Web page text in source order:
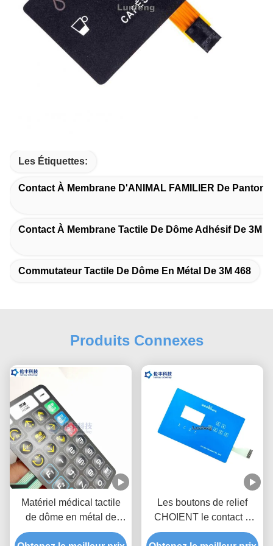
Les Étiquettes:
Contact À Membrane D'ANIMAL FAMILIER De Pantone
Contact À Membrane Tactile De Dôme Adhésif De 3M
Commutateur Tactile De Dôme En Métal De 3M 468
Produits Connexes
Matériel médical tactile
de dôme en métal de
recouvrement de clavier
Les boutons de relief
CHOIENT le contact à
membrane fait sur